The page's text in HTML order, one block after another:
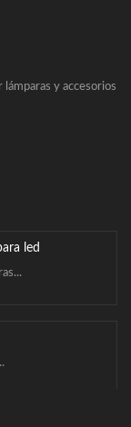
y accesorios
led